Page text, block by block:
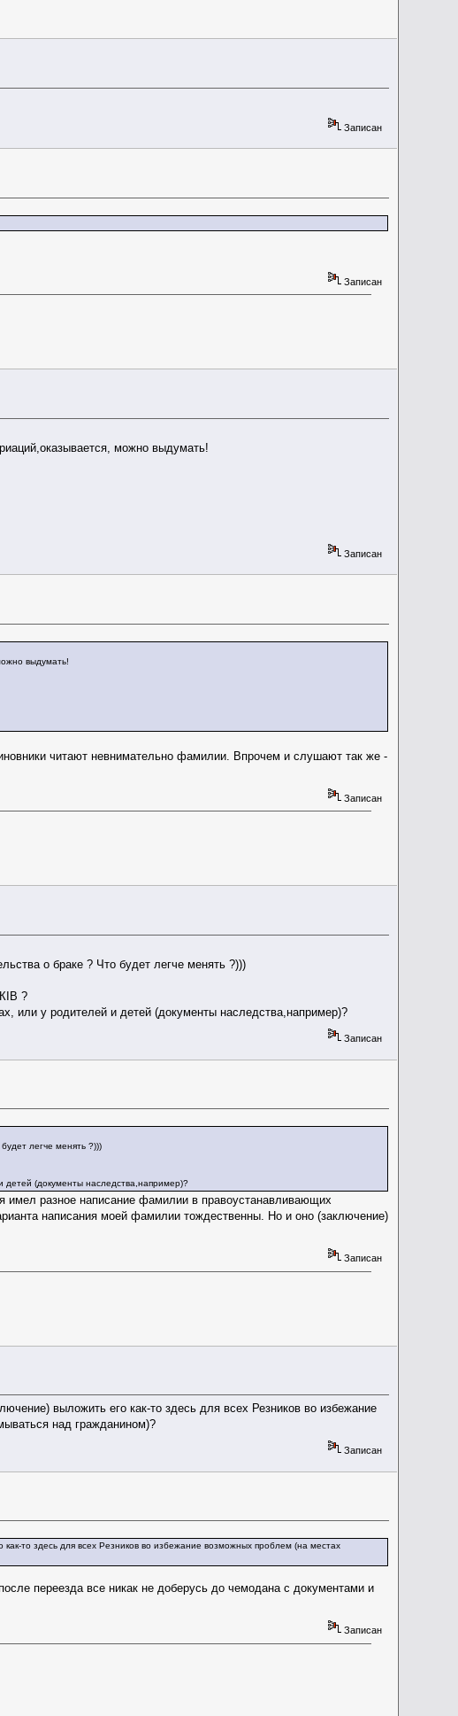
Записан
Записан
можно выдумать!
Записан
выдумать!
читают невнимательно фамилии. Впрочем и слушают так же -
Записан
о браке ? Что будет легче менять ?)))
?
или у родителей и детей (документы наследства,например)?
Записан
легче менять ?)))
(документы наследства,например)?
имел разное написание фамилии в правоустанавливающих
написания моей фамилии тождественны. Но и оно (заключение)
Записан
выложить его как-то здесь для всех Резников во избежание
над гражданином)?
Записан
то здесь для всех Резников во избежание возможных проблем (на местах
переезда все никак не доберусь до чемодана с документами и
Записан